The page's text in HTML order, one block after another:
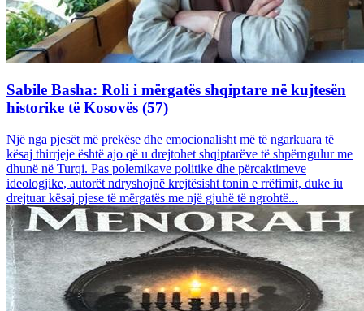
Sabile Basha: Roli i mërgatës shqiptare në kujtesën
historike të Kosovës (57)
Një nga pjesët më prekëse dhe emocionalisht më të ngarkuara të
kësaj thirrjeje është ajo që u drejtohet shqiptarëve të shpërngulur me
dhunë në Turqi. Pas polemikave politike dhe përcaktimeve
ideologjike, autorët ndryshojnë krejtësisht tonin e rrëfimit, duke iu
drejtuar kësaj pjese të mërgatës me një gjuhë të ngrohtë...